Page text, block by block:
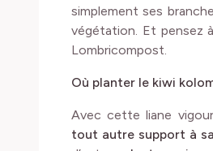
végétation. Et pensez
Lombricompost.
tout autre support à
d’autresplantes